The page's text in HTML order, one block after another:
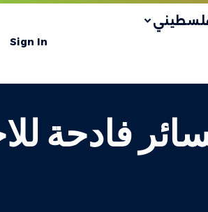
Sign In
فادحة